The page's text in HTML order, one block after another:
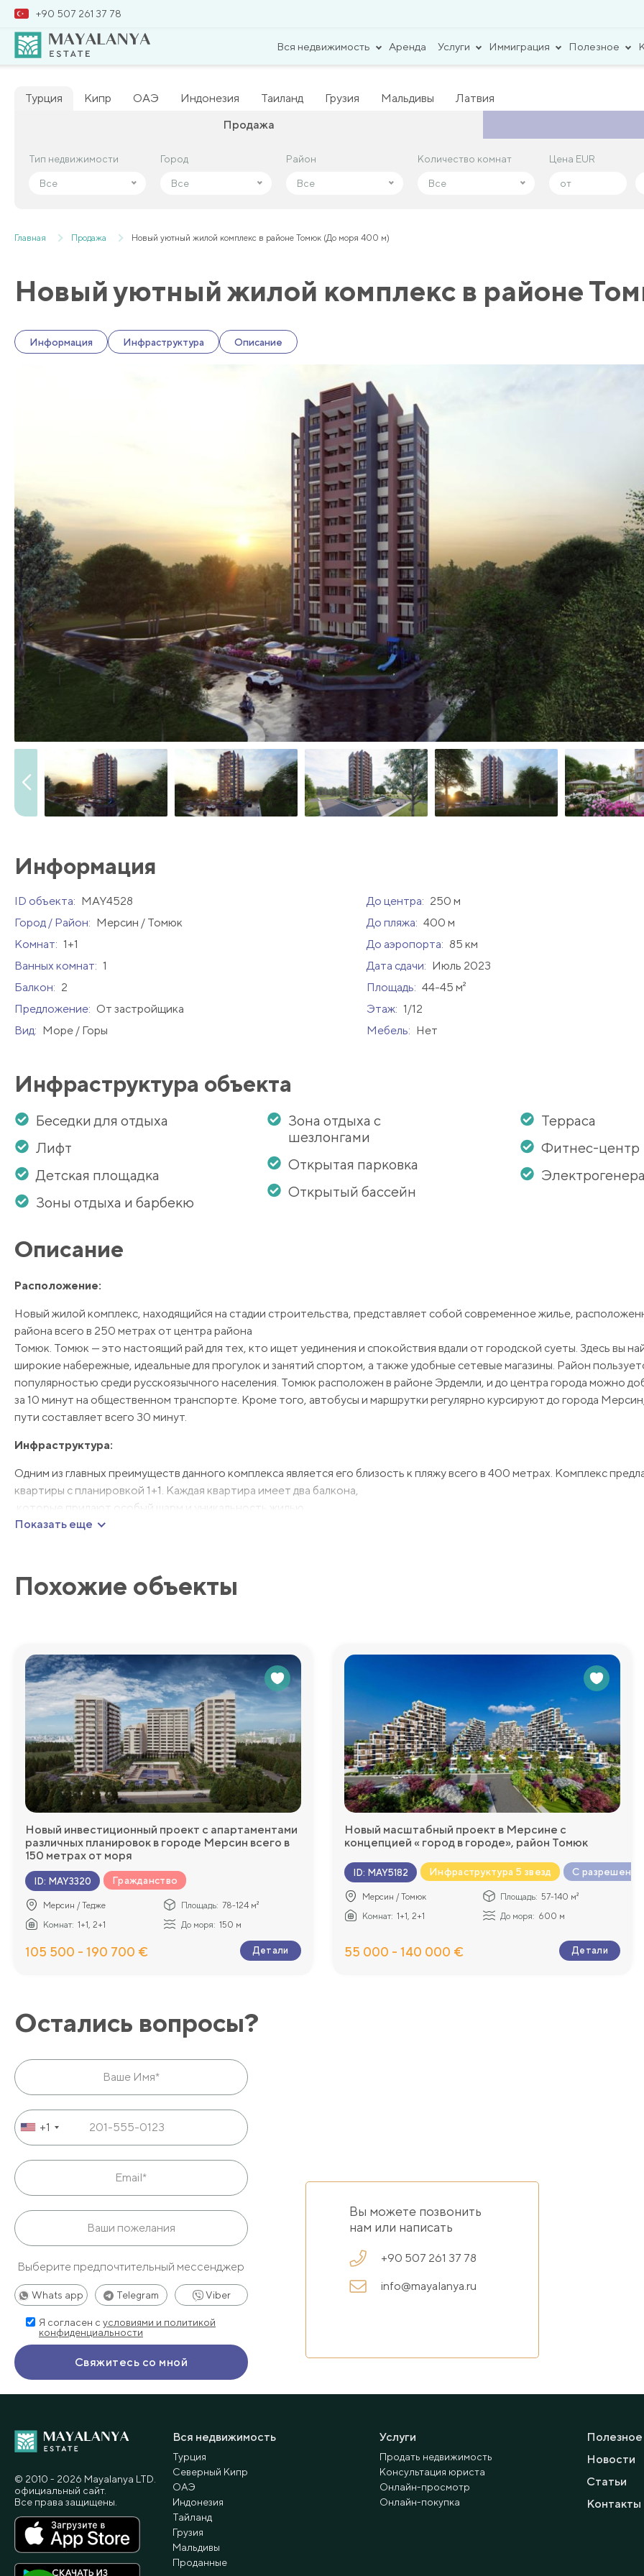
+90 507 261 37 78
Вся недвижимость Аренда Услуги Иммиграция Полезное
Турция Кипр ОАЭ Индонезия Таиланд Грузия Мальдивы
Латвия
Продажа
Тип недвижимости
Все
Город
Все
Район
Все
Количество комнат
Все
Цена EUR
Тип недвижимости
Все
Город
Все
Район
Все
Количество комнат
Все
Цена EUR
Главная Продажа Новый уютный жилой комплекс в районе Томюк (До моря 400 м)
Новый уютный жилой комплекс в районе
Информация Инфраструктура Описание
Информация
ID объекта: MAY4528 До центра: 250 м
Город / Район: Мерсин / Томюк До пляжа: 400 м
Комнат: 1+1 До аэропорта: 85 км
Ванных комнат: 1 Дата сдачи: Июль 2023
Балкон: 2 Площадь: 44-45 м²
Предложение: От застройщика Этаж: 1/12
Вид: Море / Горы Мебель: Нет
Инфраструктура объекта
Беседки для отдыха
Лифт
Детская площадка
Зоны отдыха и барбекю
Зона отдыха с
шезлонгами
Открытая парковка
Открытый бассейн
Терраса
Фитнес-центр
Описание
Расположение:
Новый жилой комплекс, находящийся на стадии строительства, представляет собой современное жилье,
района всего в 250 метрах от центра района
Томюк. Томюк — это настоящий рай для тех, кто ищет уединения и спокойствия вдали от городской суеты. Здесь вы
широкие набережные, идеальные для прогулок и занятий спортом, а также удобные сетевые магазины. Район
популярностью среди русскоязычного населения. Томюк расположен в районе Эрдемли, и до центра города можно
за 10 минут на общественном транспорте. Кроме того, автобусы и маршрутки регулярно курсируют до города
пути составляет всего 30 минут.
Инфраструктура:
Одним из главных преимуществ данного комплекса является его близость к пляжу всего в 400 метрах. Комплекс
квартиры с планировкой 1+1. Каждая квартира имеет два балкона,
которые придают особый шарм и уникальность жилью.
Планируется, что комплекс будет сдан в июле 2023 года, что делает его привлекательным вариантом для тех, кто
или инвестиционные возможности.
Инфраструктура:
В жилом комплексе имеются беседки для отдыха и барбекю, где жители могут проводить время с друзьями и семьей.
плавания доступен открытый бассейн. Фитнес-центр предоставляет возможность заниматься спортом и
форму. Для детей есть детская площадка, где они могут играть и общаться с другими детьми. Открытая парковка
удобный доступ к автомобилю и удобство для жителей.
Мы будем рады ответить на любые дополнительные вопросы, которые у Вас возникнут и с удовольствием
более подробную информацию!
Показать еще
Похожие объекты
Новый инвестиционный проект с апартаментами
различных планировок в городе Мерсин всего в
150 метрах от моря
ID: MAY3320 Гражданство
Мерсин / Тедже Площадь: 78-124 м²
Комнат: 1+1, 2+1 До моря: 150 м
105 500 - 190 700 € Детали
Новый масштабный проект в Мерсине с
концепцией « город в городе», район Томюк
ID: MAY5182 Инфраструктура 5 звезд С
Мерсин / Томюк Площадь: 57-140 м²
Комнат: 1+1, 2+1 До моря: 600 м
55 000 - 140 000 € Детали
Остались вопросы?
+1
Выберите предпочтительный мессенджер
Whats app Telegram Viber
Я согласен с условиями и политикой
конфиденциальности
Вы можете позвонить
нам или написать
+90 507 261 37 78
info@mayalanya.ru
Вся недвижимость
Турция
Северный Кипр
ОАЭ
Индонезия
Тайланд
Грузия
Мальдивы
Проданные
Услуги
Продать недвижимость
Консультация юриста
Онлайн-просмотр
Онлайн-покупка
Полезное
Новости
Статьи
Контакты
© 2010 - 2026 Мayalanya LTD.
официальный сайт.
Все права защищены.